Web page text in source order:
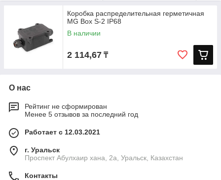
Коробка распределительная герметичная
MG Box S-2 IP68
В наличии
2 114,67 ₸
О нас
Рейтинг не сформирован
Менее 5 отзывов за последний год
Работает с 12.03.2021
г. Уральск
Проспект Абулхаир хана, 2а, Уральск, Казахстан
Контакты